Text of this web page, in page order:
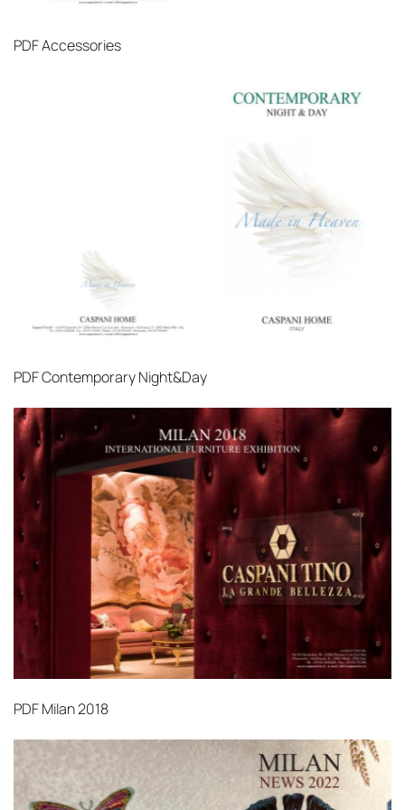
PDFAccessories
PDFContemporary Night&Day
PDFMilan 2018